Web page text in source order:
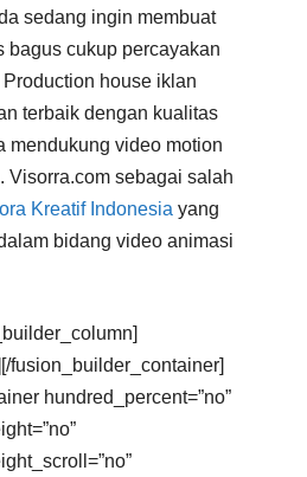
sedang ingin membuat
bagus cukup percayakan
house iklan
terbaik dengan kualitas
mendukung video motion
Visorra.com sebagai salah
Kreatif Indonesia yang
bidang video animasi
fusion_builder_container]
hundred_percent=”no”